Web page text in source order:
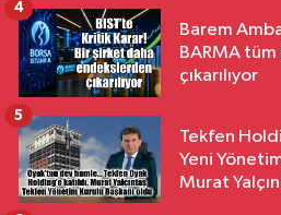
Barem
BARMA
çıkarılıyor
4
Tekfen
Yeni
Murat
5